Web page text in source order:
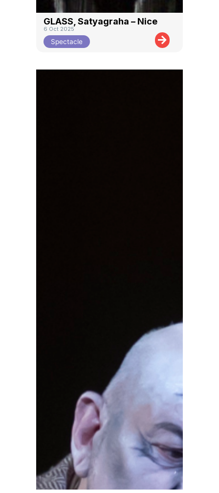
GLASS, Satyagraha – Nice
6 Oct 2025
Spectacle